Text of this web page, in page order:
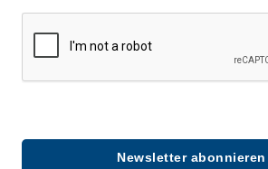
Newsletter abonnieren